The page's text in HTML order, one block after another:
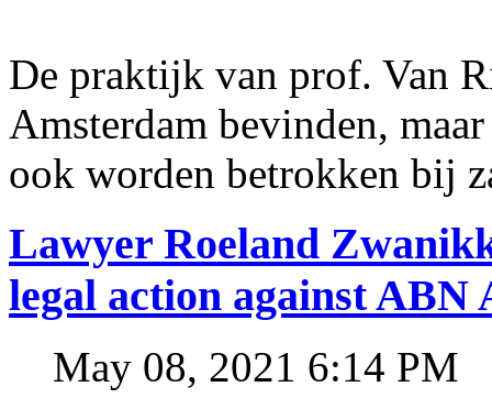
De praktijk van prof. Van
Amsterdam bevinden,
ook worden betrokken bij
Lawyer Roeland
legal action against
May 08, 2021 6:14 PM